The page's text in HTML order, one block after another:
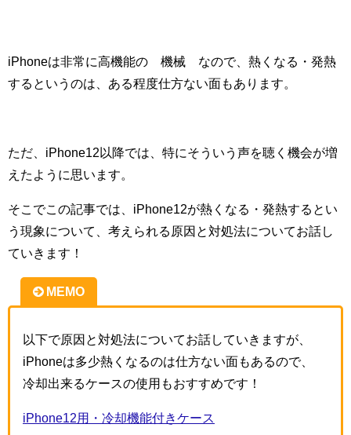
iPhoneは非常に高機能の¨機械¨なので、熱くなる・発熱
するというのは、ある程度仕方ない面もあります。
ただ、iPhone12以降では、特にそういう声を聴く機会が増
えたように思います。
そこでこの記事では、iPhone12が熱くなる・発熱するとい
う現象について、考えられる原因と対処法についてお話し
ていきます！
MEMO
以下で原因と対処法についてお話していきますが、
iPhoneは多少熱くなるのは仕方ない面もあるので、
冷却出来るケースの使用もおすすめです！
iPhone12用・冷却機能付きケース